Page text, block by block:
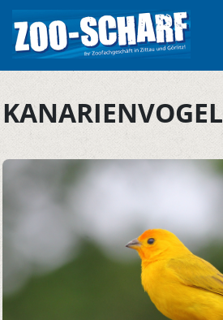
KANARIENVOGEL